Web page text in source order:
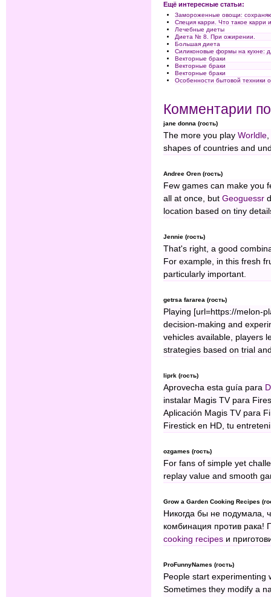
Ещё интересные статьи:
Замороженные овощи:
Специя карри. Что такое карри
Лечебные диеты
Диета № 8. При ожирении.
Большая диета
Силиконовые формы на кухне:
Векторные браки
Векторные браки
Векторные браки
Особенности бытовой техники
Комментарии
jane donna (гость)
The more you play Worldle
shapes of countries and
Andree Oren (гость)
Few games can make you
all at once, but Geoguessr
location based on tiny
Jennie (гость)
That's right, a good
For example, in this fresh
particularly important.
getrsa fararea (гость)
Playing [url=https://melon-
decision-making and
vehicles available, players
strategies based on trial
liprk (гость)
Aprovecha esta guía para
instalar Magis TV para
Aplicación Magis TV para
Firestick en HD, tu
ozgames (гость)
For fans of simple yet
replay value and smooth
Grow a Garden Cooking Recipes
Никогда бы не подумала,
комбинация против рака!
cooking recipes и
ProFunnyNames (гость)
People start experimenting
Sometimes they modify a